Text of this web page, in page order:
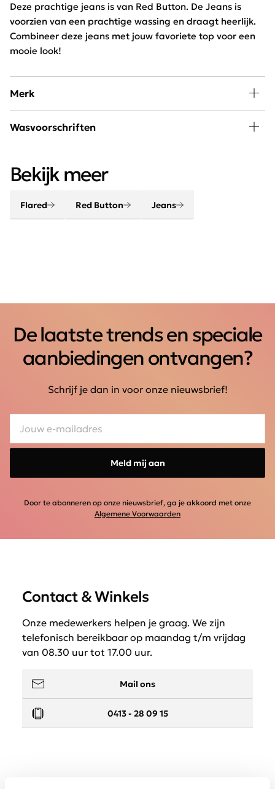
Deze prachtige jeans is van Red Button. De Jeans is
voorzien van een prachtige wassing en draagt heerlijk.
Combineer deze jeans met jouw favoriete top voor een
mooie look!
Merk
De jeans en broeken van Red Button worden
ervoor dat de broeken naast erg comfortabel ook nog
eens erg mooi zitten.
Wasvoorschriften
Bekijk meer
Flared Red Button Jeans
De laatste trends en speciale
aanbiedingen ontvangen?
Schrijf je dan in voor onze nieuwsbrief!
Meld mij aan
Door te abonneren op onze nieuwsbrief, ga je akkoord met onze
Algemene Voorwaarden
Contact & Winkels
Onze medewerkers helpen je graag. We zijn
telefonisch bereikbaar op maandag t/m vrijdag
van 08.30 uur tot 17.00 uur.
Mail ons
0413 - 28 09 15